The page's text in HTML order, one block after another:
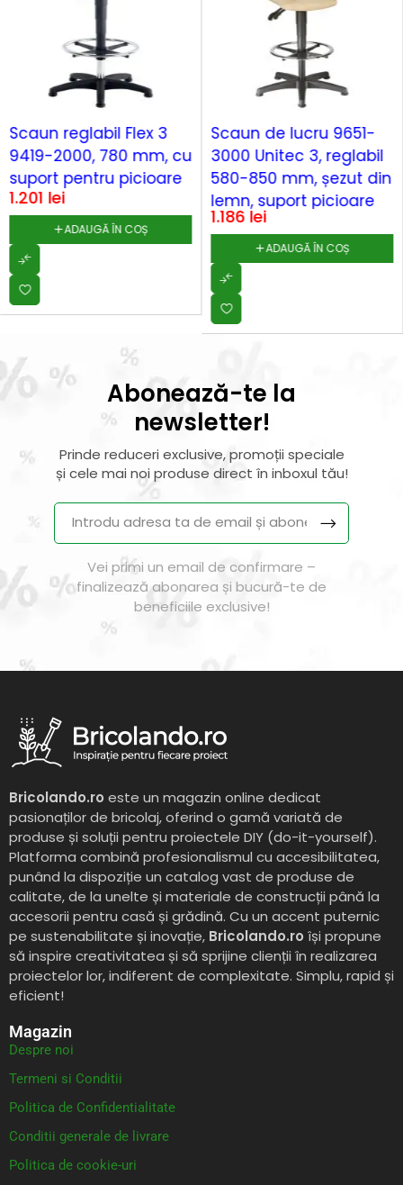
Scaun reglabil Flex 3
9419-2000, 780 mm, cu
suport pentru picioare
1.201 lei
ADAUGĂ ÎN COȘ
Scaun de lucru 9651-
3000 Unitec 3, reglabil
580-850 mm, șezut din
lemn, suport picioare
1.186 lei
ADAUGĂ ÎN COȘ
Abonează-te la
newsletter!
Prinde reduceri exclusive, promoții speciale
și cele mai noi produse direct în inboxul tău!
Vei primi un email de confirmare –
finalizează abonarea și bucură-te de
beneficiile exclusive!
Bricolando.ro este un magazin online dedicat
pasionaților de bricolaj, oferind o gamă variată de
produse și soluții pentru proiectele DIY (do-it-yourself).
Platforma combină profesionalismul cu accesibilitatea,
punând la dispoziție un catalog vast de produse de
calitate, de la unelte și materiale de construcții până la
accesorii pentru casă și grădină. Cu un accent puternic
pe sustenabilitate și inovație, Bricolando.ro își propune
să inspire creativitatea și să sprijine clienții în realizarea
proiectelor lor, indiferent de complexitate. Simplu, rapid și
eficient!
Magazin
Despre noi
Termeni si Conditii
Politica de Confidentialitate
Conditii generale de livrare
Politica de cookie-uri